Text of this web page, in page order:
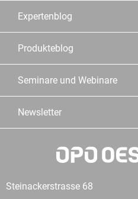
Expertenblog
Produkteblog
Seminare und Webinare
Newsletter
Steinackerstrasse 68